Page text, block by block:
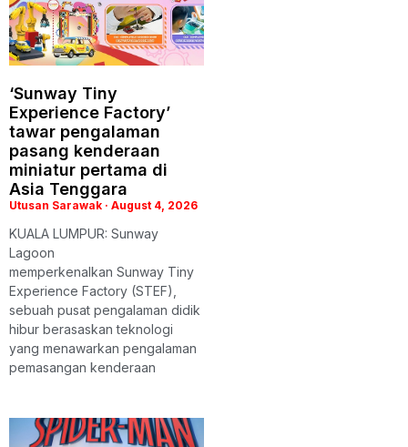
‘Sunway Tiny
Experience Factory’
tawar pengalaman
pasang kenderaan
miniatur pertama di
Asia Tenggara
Utusan Sarawak August 4, 2026
KUALA LUMPUR: Sunway
Lagoon
memperkenalkan Sunway Tiny
Experience Factory (STEF),
sebuah pusat pengalaman didik
hibur berasaskan teknologi
yang menawarkan pengalaman
pemasangan kenderaan